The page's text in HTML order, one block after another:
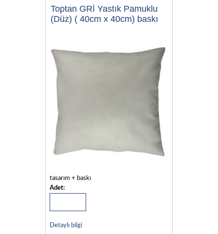
Toptan GRİ Yastık Pamuklu
(Düz) ( 40cm x 40cm) baskı
tasarım + baskı
Adet:
Detaylı bilgi